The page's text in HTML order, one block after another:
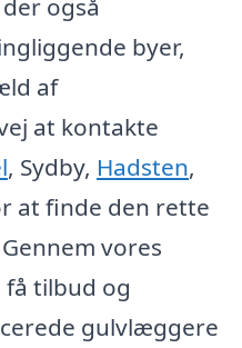
også
byer,
af
at kontakte
, Sydby, Hadsten,
at finde den rette
vores
tilbud og
gulvlæggere